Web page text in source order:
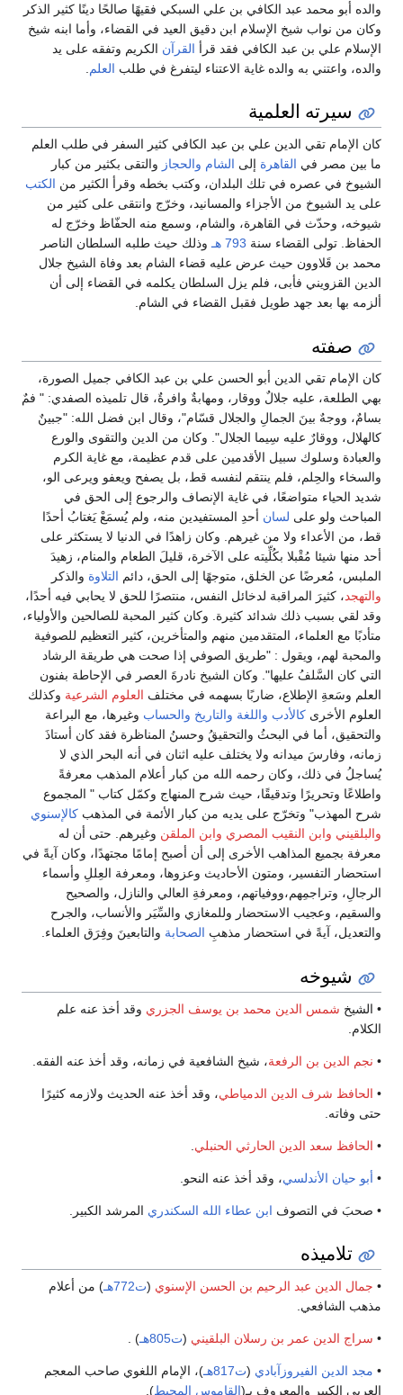
والده أبو محمد عبد الكافي بن علي السبكي فقيهًا صالحًا دينًا كثير الذكر
وكان من نواب شيخ الإسلام ابن دقيق العيد في القضاء، وأما ابنه شيخ
الإسلام علي بن عبد الكافي فقد قرأ القرآن الكريم وتفقه على يد
والده، واعتني به والده غاية الاعتناء ليتفرغ في طلب العلم
سيرته العلمية
كان الإمام تقي الدين علي بن عبد الكافي كثير السفر في طلب العلم
ما بين مصر في القاهرة إلى الشام والحجاز والتقى بكثير من كبار
الشيوخ في عصره في تلك البلدان، وكتب بخطه وقرأ الكثير من الكتب
على يد الشيوخ من الأجزاء والمسانيد، وخرّج وانتقى على كثير من
شيوخه، وحدّث في القاهرة، والشام، وسمع منه الحفّاظ وخرّج له
الحفاظ. تولى القضاء سنة 793 هـ
وذلك حيث طلبه السلطان الناصر
محمد بن قَلاوون حيث عرض عليه قضاء الشام بعد وفاة الشيخ جلال
الدين القزويني فأبى، فلم يزل السلطان يكلمه في القضاء إلى أن
ألزمه بها بعد جهد طويل فقبل القضاء في الشام.
صفته
كان الإمام تقي الدين أبو الحسن علي بن عبد الكافي جميل الصورة،
بهي الطلعة، عليه جلالٌ ووقار، ومهابةٌ وافرةٌ، قال تلميذه الصفدي: " فمٌ
بسامٌ، ووجهٌ بينَ الجمالِ والجلال قسّام"، وقال ابن فضل الله: "جبينٌ
كالهلال، ووقارٌ عليه سِيما الجلال". وكان من الدين والتقوى والورع
والعبادة وسلوك سبيل الأقدمين على قدم عظيمة، مع غاية الكرم
والسخاء والحِلم، فلم ينتقم لنفسه قط، بل يصفح ويعفو ويرعى الو،
شديد الحياء متواضعًا، في غاية الإنصاف والرجوع إلى الحق في
المباحث ولو على لسان أحدِ المستفيدين منه، ولم يُسمَعْ يَغتابُ أحدًا
قط، من الأعداء ولا من غيرهم. وكان زاهدًا في الدنيا لا يستكثر على
أحد منها شيئا مُقْبلا بكُلِّيته على الآخرة، قليلَ الطعام والمنام، زهيدَ
الملبس، مُعرضًا عن الخلق، متوجهًا إلى الحق، دائم التلاوة والذكر
والتهجد، كثيرَ المراقبة لدخائل النفس، منتصرًا للحق لا يحابي فيه أحدًا،
وقد لقي بسبب ذلك شدائد كثيرة. وكان كثير المحبة للصالحين والأولياء،
متأدبًا مع العلماء، المتقدمين منهم والمتأخرين، كثير التعظيم للصوفية
والمحبة لهم، ويقول : "طريق الصوفي إذا صحت هي طريقة الرشاد
التي كان السَّلفُ عليها". وكان الشيخ نادرةَ العصر في الإحاطة بفنون
العلم وسَعةِ الإطلاع، ضاربًا بسهمه في مختلف العلوم الشرعية وكذلك
العلوم الأخرى كالأدب واللغة والتاريخ والحساب وغيرها، مع البراعة
والتحقيق، أما في البحثُ والتحقيقُ وحسنُ المناظرة فقد كان أستاذَ
زمانه، وفارسَ ميدانه ولا يختلف عليه اثنان في أنه البحر الذي لا
يُساجلُ في ذلك، وكان رحمه الله من كبار أعلام المذهب معرفةً
واطلاعًا وتحريرًا وتدقيقًا، حيث شرح المنهاج وكمّل كتاب " المجموع
شرح المهذب" وتخرّج على يديه من كبار الأئمة في المذهب كالإسنوي
والبلقيني وابن النقيب المصري وابن الملقن وغيرهم. حتى أن له
معرفة بجميع المذاهب الأخرى إلى أن أصبح إمامًا مجتهدًا، وكان آيةً في
استحضار التفسير، ومتون الأحاديث وعزوها، ومعرفة العِللِ وأسماء
الرجالِ، وتراجمِهم،ووفياتهم، ومعرفةِ العالي والنازل، والصحيح
والسقيم، وعجيب الاستحضار وللمغازي والسِّيَر والأنساب، والجرح
والتعديل، آيةً في استحضار مذهبِ الصحابة والتابعينَ وفِرَق العلماء.
شيوخه
• الشيخ شمس الدين محمد بن يوسف الجزري وقد أخذ عنه علم
الكلام.
• نجم الدين بن الرفعة، شيخ الشافعية في زمانه، وقد أخذ عنه الفقه.
• الحافظ شرف الدين الدمياطي، وقد أخذ عنه الحديث ولازمه كثيرًا
حتى وفاته.
• الحافظ سعد الدين الحارثي الحنبلي
• أبو حيان الأندلسي، وقد أخذ عنه النحو.
• صحبَ في التصوف ابن عطاء الله السكندري المرشد الكبير.
تلاميذه
• جمال الدين عبد الرحيم بن الحسن الإسنوي (ت772هـ
) من أعلام
مذهب الشافعي.
• سراج الدين عمر بن رسلان البلقيني (ت805هـ ) .
• مجد الدين الفيروزآبادي (ت817هـ
)، الإمام اللغوي صاحب المعجم
العربي الكبير والمعروف بـ(القاموس المحيط).